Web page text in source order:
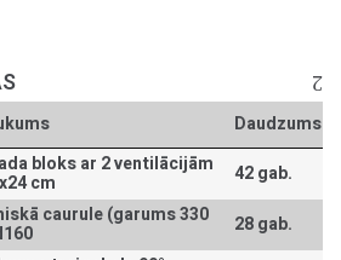
Daudzums
bloks ar 2 ventilācijām
cm
42 gab.
caurule (garums 330
28 gab.